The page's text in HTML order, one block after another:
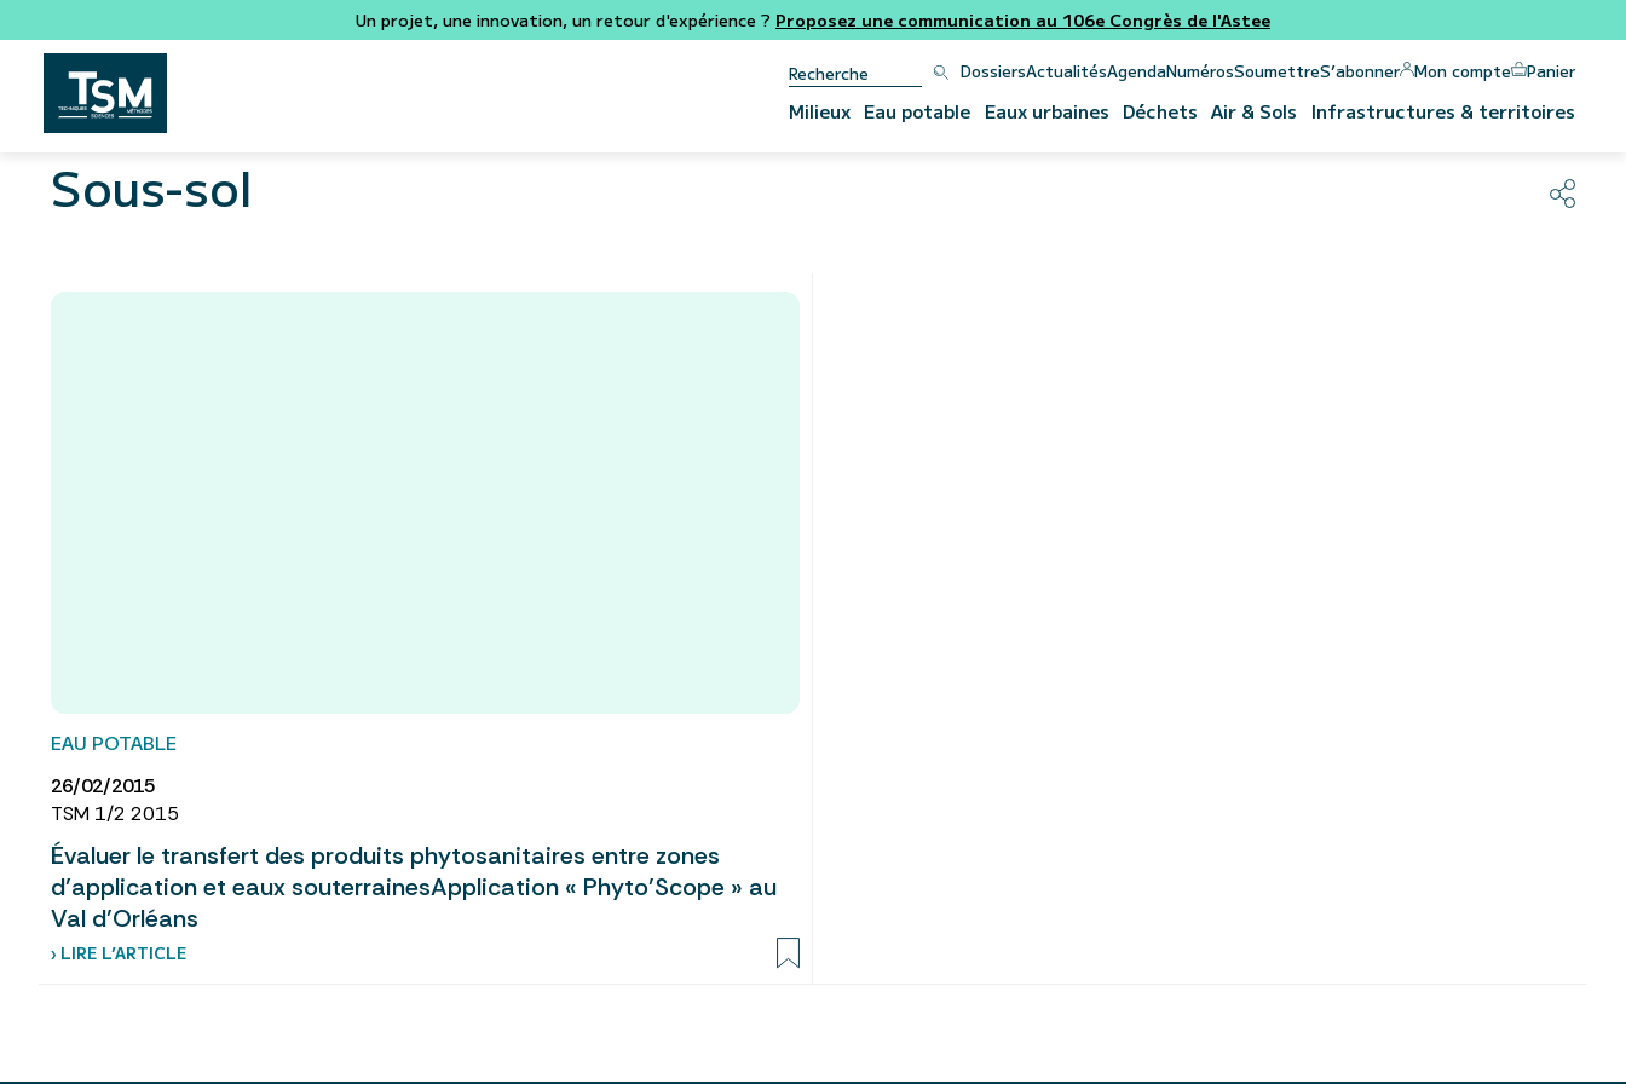
Un projet, une innovation, un retour d'expérience ? Proposez une communication au 106e Congrès de l'Astee
DossiersActualitésAgendaNumérosSoumettreS’abonner Mon compte Panier
Milieux Eau potable Eaux urbaines Déchets Air & Sols Infrastructures & territoires
Sous-sol
EAU POTABLE
26/02/2015
TSM 1/2 2015
Évaluer le transfert des produits phytosanitaires entre zones
d’application et eaux souterrainesApplication « Phyto’Scope » au
Val d’Orléans
› LIRE L’ARTICLE